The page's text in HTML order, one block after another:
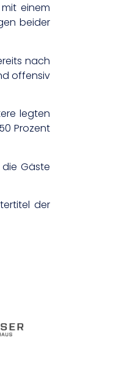
einem
beider
nach
offensiv
legten
Prozent
Gäste
der